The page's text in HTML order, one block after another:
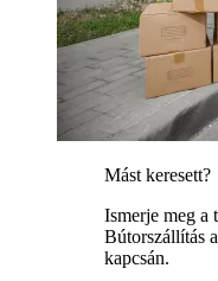
Mást keresett?
Ismerje meg a
Bútorszállítás
kapcsán.